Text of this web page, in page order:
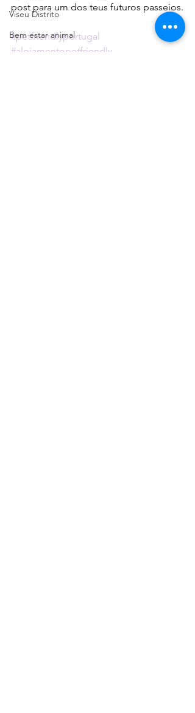
Viseu Distrito
Bem estar animal
post para um dos teus futuros passeios.
#petfriendlyportugal
#alojamentopetfriendly